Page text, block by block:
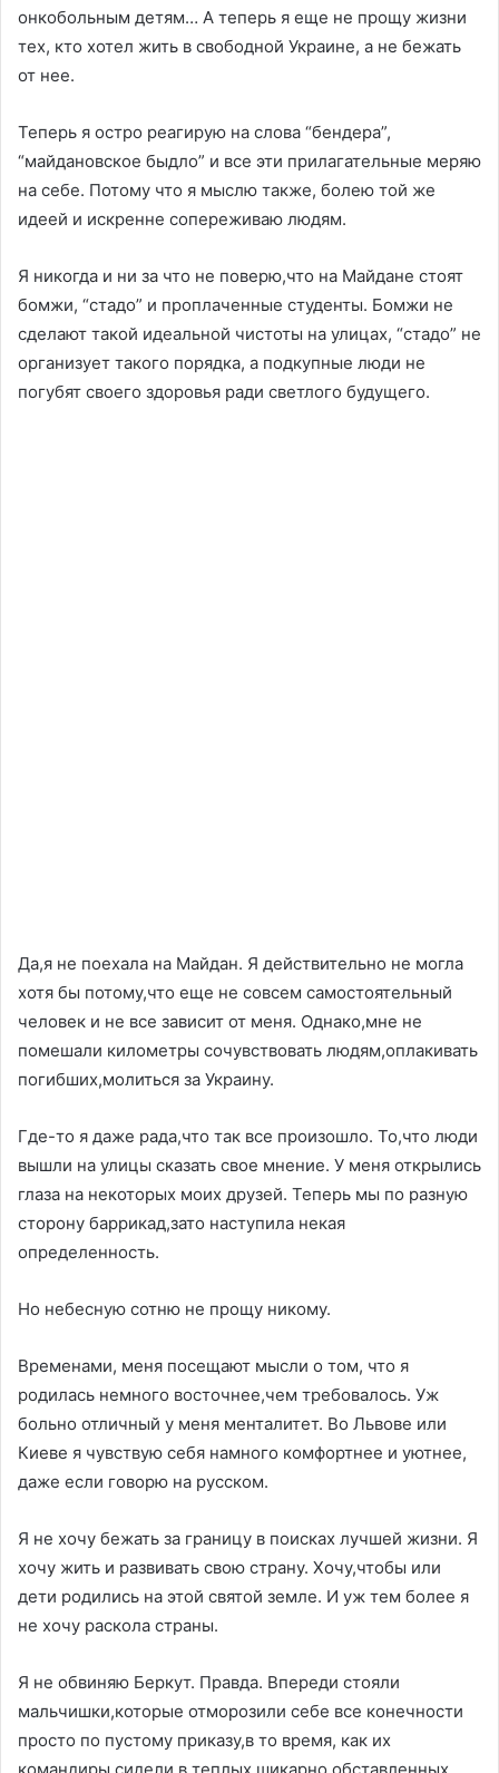
онкобольным детям… А теперь я еще не прощу жизни
тех, кто хотел жить в свободной Украине, а не бежать
от нее.
Теперь я остро реагирую на слова “бендера”,
“майдановское быдло” и все эти прилагательные меряю
на себе. Потому что я мыслю также, болею той же
идеей и искренне сопереживаю людям.
Я никогда и ни за что не поверю,что на Майдане стоят
бомжи, “стадо” и проплаченные студенты. Бомжи не
сделают такой идеальной чистоты на улицах, “стадо” не
организует такого порядка, а подкупные люди не
погубят своего здоровья ради светлого будущего.
Да,я не поехала на Майдан. Я действительно не могла
хотя бы потому,что еще не совсем самостоятельный
человек и не все зависит от меня. Однако,мне не
помешали километры сочувствовать людям,оплакивать
погибших,молиться за Украину.
Где-то я даже рада,что так все произошло. То,что люди
вышли на улицы сказать свое мнение. У меня открылись
глаза на некоторых моих друзей. Теперь мы по разную
сторону баррикад,зато наступила некая
определенность.
Но небесную сотню не прощу никому.
Временами, меня посещают мысли о том, что я
родилась немного восточнее,чем требовалось. Уж
больно отличный у меня менталитет. Во Львове или
Киеве я чувствую себя намного комфортнее и уютнее,
даже если говорю на русском.
Я не хочу бежать за границу в поисках лучшей жизни. Я
хочу жить и развивать свою страну. Хочу,чтобы или
дети родились на этой святой земле. И уж тем более я
не хочу раскола страны.
Я не обвиняю Беркут. Правда. Впереди стояли
мальчишки,которые отморозили себе все конечности
просто по пустому приказу,в то время, как их